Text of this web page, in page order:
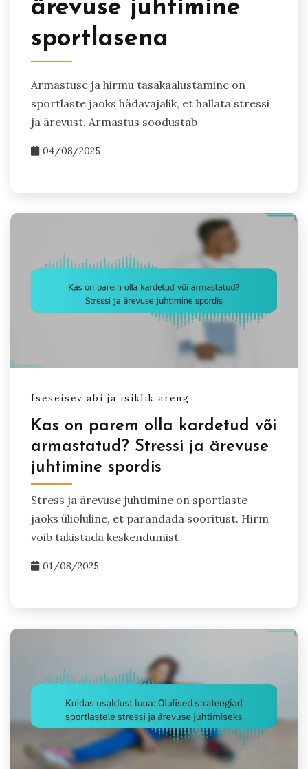
ärevuse juhtimine
sportlasena
Armastuse ja hirmu tasakaalustamine on
sportlaste jaoks hädavajalik, et hallata stressi
ja ärevust. Armastus soodustab
04/08/2025
Iseseisev abi ja isiklik areng
Kas on parem olla kardetud või
armastatud? Stressi ja ärevuse
juhtimine spordis
Stress ja ärevuse juhtimine on sportlaste
jaoks ülioluline, et parandada sooritust. Hirm
võib takistada keskendumist
01/08/2025